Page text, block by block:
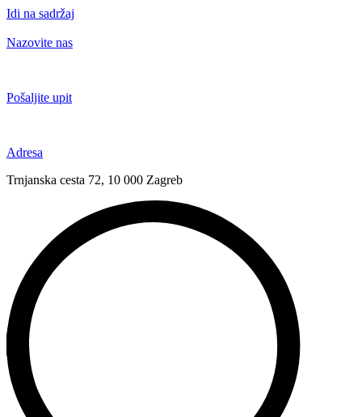
Idi na sadržaj
Nazovite nas
Pošaljite upit
Adresa
Trnjanska cesta 72, 10 000 Zagreb